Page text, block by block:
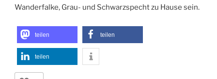
wie der Ahornpark in Ilfeld mit fast 270 zum Teil alten
Summer in den Harz bringen. Und auch bis zum
Naturschutzgebiet zwischen Netzkater und
Sophienhof ist es nicht weit: Im Brandesbachtal sollen
unter anderem Schwarzstorch, Rauhfußkauz,